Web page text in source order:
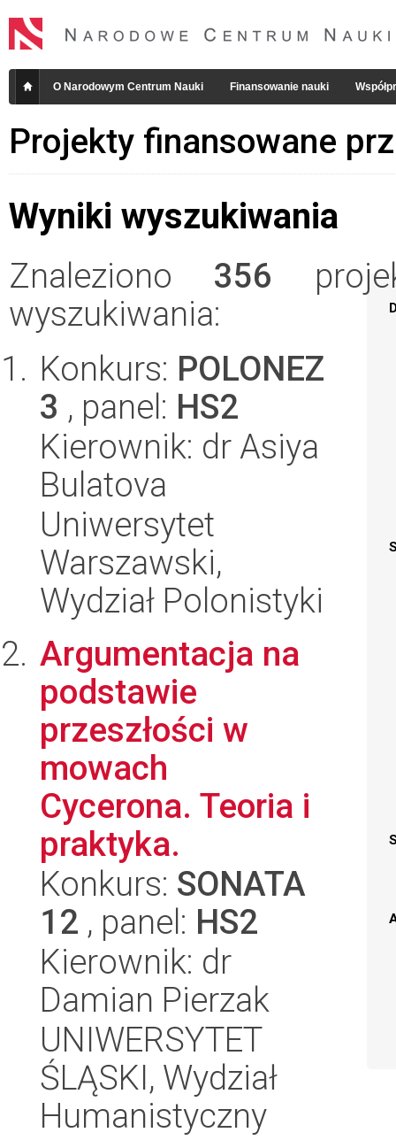
O Narodowym Centrum Nauki Finansowanie nauki
Projekty finansowane
Wyniki wyszukiwania
Znaleziono 356
wyszukiwania:
Konkurs: POLONEZ
3 , panel: HS2
Kierownik: dr Asiya
Bulatova
Uniwersytet
Warszawski,
Wydział Polonistyki
Argumentacja na
podstawie
przeszłości w
mowach
Cycerona. Teoria i
praktyka.
Konkurs: SONATA
12 , panel: HS2
Kierownik: dr
Damian Pierzak
UNIWERSYTET
ŚLĄSKI, Wydział
Humanistyczny